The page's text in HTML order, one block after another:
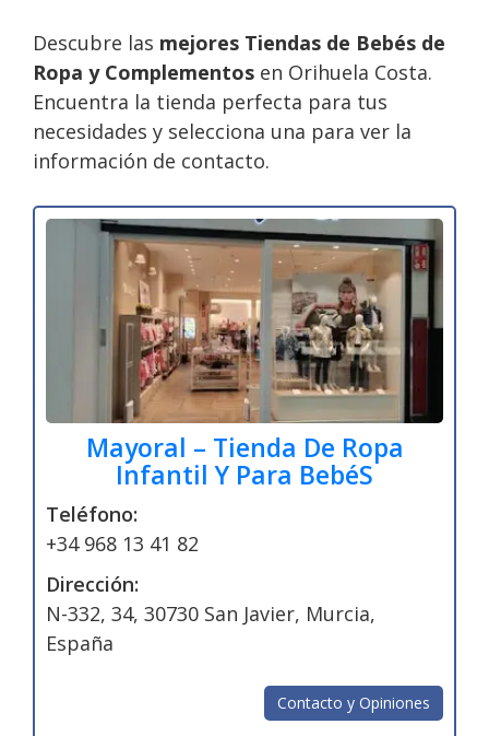
Descubre las mejores Tiendas de Bebés de
Ropa y Complementos en Orihuela Costa.
Encuentra la tienda perfecta para tus
necesidades y selecciona una para ver la
información de contacto.
Mayoral – Tienda De Ropa
Infantil Y Para BebéS
Teléfono:
+34 968 13 41 82
Dirección:
N-332, 34, 30730 San Javier, Murcia,
España
Contacto y Opiniones